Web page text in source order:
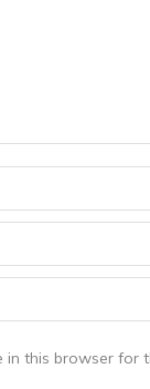
in this browser for